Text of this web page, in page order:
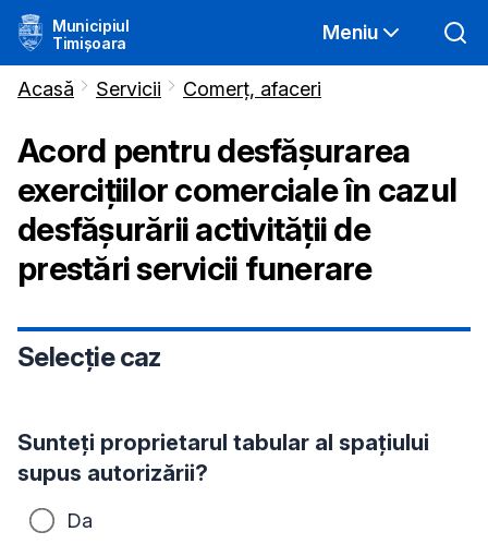
Municipiul
Timișoara
Meniu
Acasă Servicii Comerț, afaceri
Acord pentru desfășurarea
exercițiilor comerciale în cazul
desfășurării activității de
prestări servicii funerare
Selecție caz
Sunteți proprietarul tabular al spațiului
supus autorizării?
Da